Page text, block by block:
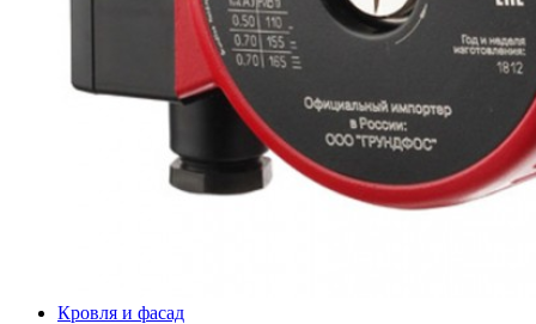
Кровля и фасад